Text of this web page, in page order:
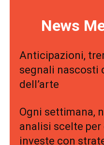
News
Anticipazioni,
segnali nascosti
dell’arte
Ogni settimana,
analisi scelte
investe con